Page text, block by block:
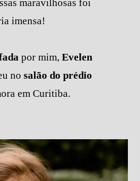
maravilhosas foi
imensa!
por mim, Evelen
no salão do prédio
em Curitiba.